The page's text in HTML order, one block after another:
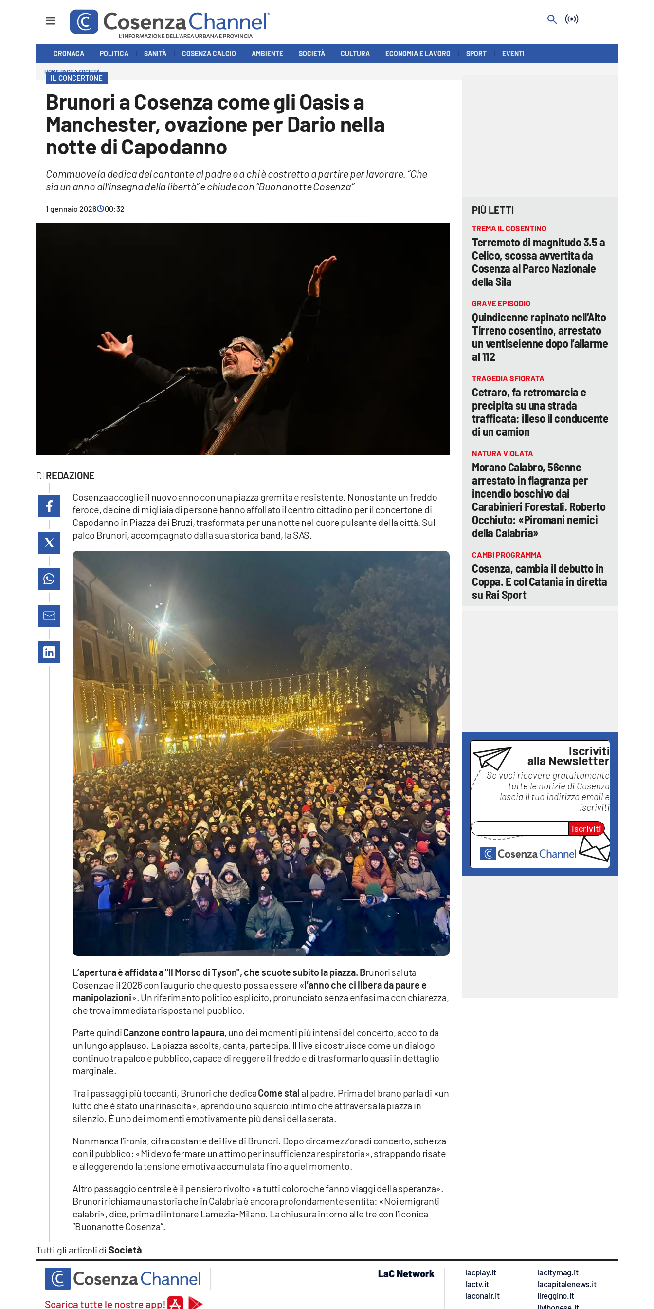
Economia e Lavoro
lacitymag.it
cosenzachannel.it
catanzarochannel.it
Vai
CRONACA POLITICA SANITÀ COSENZA CALCIO AMBIENTE SOCIETÀ CULTURA ECONOMIA E LAVORO SPORT EVENTI
HOME PAGE SOCIETÀ
IL CONCERTONE
Brunori a Cosenza come gli Oasis a
Manchester, ovazione per Dario nella
notte di Capodanno
Commuove la dedica del cantante al padre e a chi è costretto a partire per lavorare. “Che
sia un anno all’insegna della libertà” e chiude con “Buonanotte Cosenza”
1 gennaio 2026 00:32
REDAZIONE
Tutti gli articoli di Società
Cosenza accoglie il nuovo anno con una piazza gremita e resistente. Nonostante un freddo
feroce, decine di migliaia di persone hanno affollato il centro cittadino per il concertone di
Capodanno in Piazza dei Bruzi, trasformata per una notte nel cuore pulsante della città. Sul
palco Brunori, accompagnato dalla sua storica band, la SAS.
L’apertura è affidata a "Il Morso di Tyson", che scuote subito la piazza. Brunori saluta
Cosenza e il 2026 con l’augurio che questo possa essere «l’anno che ci libera da paure e
manipolazioni». Un riferimento politico esplicito, pronunciato senza enfasi ma con chiarezza,
che trova immediata risposta nel pubblico.
Parte quindiCanzone contro la paura, uno dei momenti più intensi del concerto, accolto da
un lungo applauso. La piazza ascolta, canta, partecipa. Il live si costruisce come un dialogo
continuo tra palco e pubblico, capace di reggere il freddo e di trasformarlo quasi in dettaglio
marginale.
Tra i passaggi più toccanti, Brunori che dedicaCome stai al padre. Prima del brano parla di «un
lutto che è stato una rinascita», aprendo uno squarcio intimo che attraversa la piazza in
silenzio. È uno dei momenti emotivamente più densi della serata.
Non manca l’ironia, cifra costante dei live di Brunori. Dopo circa mezz’ora di concerto, scherza
con il pubblico: «Mi devo fermare un attimo per insufficienza respiratoria», strappando risate
e alleggerendo la tensione emotiva accumulata fino a quel momento.
Altro passaggio centrale è il pensiero rivolto «a tutti coloro che fanno viaggi della speranza».
Brunori richiama una storia che in Calabria è ancora profondamente sentita: «Noi emigranti
calabri», dice, prima di intonare Lamezia-Milano. La chiusura intorno alle tre con l’iconica
“Buonanotte Cosenza”.
PIÙ LETTI
TREMA IL COSENTINO
Terremoto di magnitudo 3.5 a
Celico, scossa avvertita da
Cosenza al Parco Nazionale
della Sila
GRAVE EPISODIO
Quindicenne rapinato nell’Alto
Tirreno cosentino, arrestato
un ventiseienne dopo l’allarme
al 112
TRAGEDIA SFIORATA
Cetraro, fa retromarcia e
precipita su una strada
trafficata: illeso il conducente
di un camion
NATURA VIOLATA
Morano Calabro, 56enne
arrestato in flagranza per
incendio boschivo dai
Carabinieri Forestali. Roberto
Occhiuto: «Piromani nemici
della Calabria»
CAMBI PROGRAMMA
Cosenza, cambia il debutto in
Coppa. E col Catania in diretta
su Rai Sport
Iscriviti
alla Newsletter
Se vuoi ricevere gratuitamente
tutte le notizie di Cosenza
lascia il tuo indirizzo email e
iscriviti
Iscriviti
Scarica tutte le nostre app!
LaC Network
lacplay.it
lactv.it
laconair.it
lacitymag.it
lacapitalenews.it
ilreggino.it